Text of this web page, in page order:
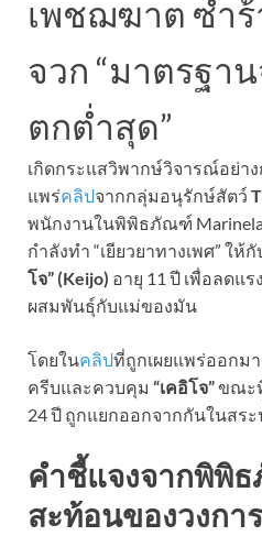
เพชฌฆาต ซ้ำ
จวก “มาตรฐา
ตกต่ำสุด”
เกิดกระแสวิพากษ์วิจารณ์อย่าง
แพร่คลิปจากกลุ่มอนุรักษ์สัตว์
พนักงานในพิพิธภัณฑ์
กำลังทำ “เยียวยาทางเพศ” ใ
โจ” (Keijo) อายุ 11 ปี เพื่อลดแ
ผสมพันธุ์กับแม่ของมัน
โดยในคลิปที่ถูกเผยแพร่ออกม
ครีบและควบคุม “เคอิโจ”ขณะ
24 ปี ถูกแยกออกจากกันในสระ
คำชี้แจงจากพิพิ
สะท้อนของวงกา